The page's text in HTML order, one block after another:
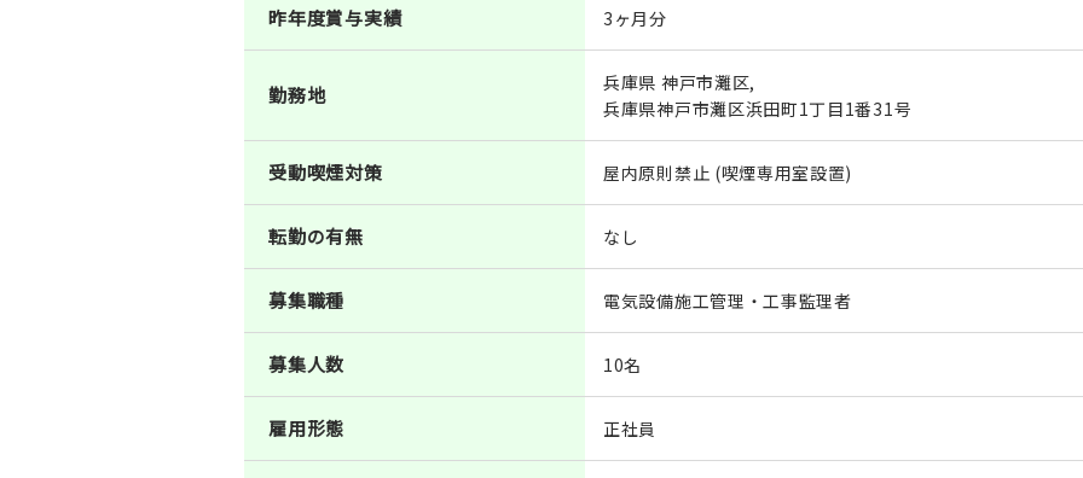
昨年度賞与実績 3ヶ月分
勤務地
兵庫県 神戸市灘区,
兵庫県神戸市灘区浜田町1丁目1番31号
受動喫煙対策 屋内原則禁止 (喫煙専用室設置)
転勤の有無 なし
募集職種 電気設備施工管理・工事監理者
募集人数 10名
雇用形態 正社員